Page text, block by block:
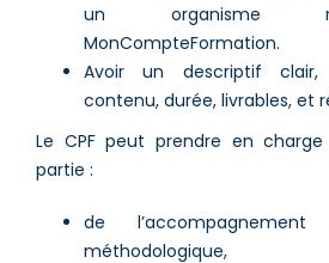
un organisme
MonCompteFormation.
Avoir un descriptif clair,
contenu, durée, livrables, et
Le CPF peut prendre en
partie :
de
méthodologique,